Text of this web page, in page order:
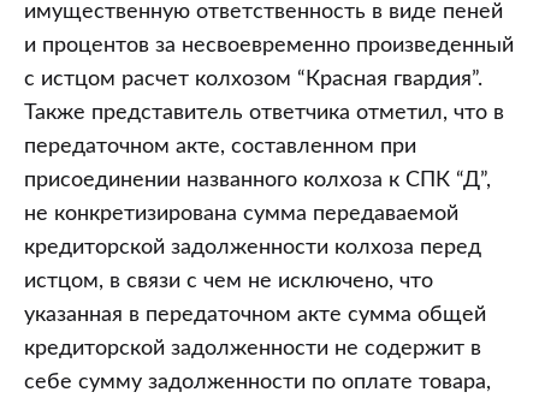
имущественную ответственность в виде пеней
и процентов за несвоевременно произведенный
с истцом расчет колхозом “Красная гвардия”.
Также представитель ответчика отметил, что в
передаточном акте, составленном при
присоединении названного колхоза к СПК “Д”,
не конкретизирована сумма передаваемой
кредиторской задолженности колхоза перед
истцом, в связи с чем не исключено, что
указанная в передаточном акте сумма общей
кредиторской задолженности не содержит в
себе сумму задолженности по оплате товара,